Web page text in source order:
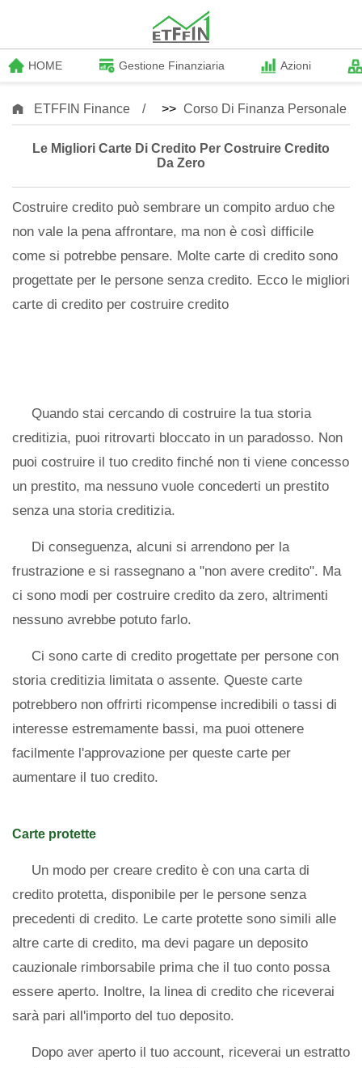
HOME Gestione Finanziaria Azioni
ETFFIN Finance >> Corso Di Finanza Personale
Le Migliori Carte Di Credito Per Costruire Credito
Da Zero
Costruire credito può sembrare un compito arduo che
non vale la pena affrontare, ma non è così difficile
come si potrebbe pensare. Molte carte di credito sono
progettate per le persone senza credito. Ecco le migliori
carte di credito per costruire credito
Quando stai cercando di costruire la tua storia
creditizia, puoi ritrovarti bloccato in un paradosso. Non
puoi costruire il tuo credito finché non ti viene concesso
un prestito, ma nessuno vuole concederti un prestito
senza una storia creditizia.
Di conseguenza, alcuni si arrendono per la
frustrazione e si rassegnano a "non avere credito". Ma
ci sono modi per costruire credito da zero, altrimenti
nessuno avrebbe potuto farlo.
Ci sono carte di credito progettate per persone con
storia creditizia limitata o assente. Queste carte
potrebbero non offrirti ricompense incredibili o tassi di
interesse estremamente bassi, ma puoi ottenere
facilmente l'approvazione per queste carte per
aumentare il tuo credito.
Carte protette
Un modo per creare credito è con una carta di
credito protetta, disponibile per le persone senza
precedenti di credito. Le carte protette sono simili alle
altre carte di credito, ma devi pagare un deposito
cauzionale rimborsabile prima che il tuo conto possa
essere aperto. Inoltre, la linea di credito che riceverai
sarà pari all'importo del tuo deposito.
Dopo aver aperto il tuo account, riceverai un estratto